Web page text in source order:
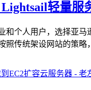
轻量服
和个人用户，选择亚马
照传统架设网站的策略